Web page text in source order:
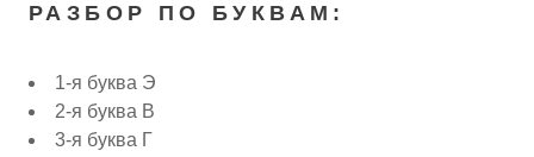
РАЗБОР ПО БУКВАМ:
1-я буква Э
2-я буква В
3-я буква Г